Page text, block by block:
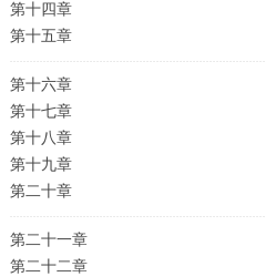
第十四章
第十五章
第十六章
第十七章
第十八章
第十九章
第二十章
第二十一章
第二十二章